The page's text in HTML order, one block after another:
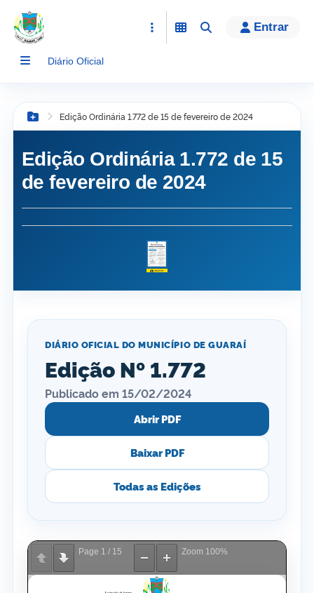
conteúdo
Entrar
Diário Oficial
Botão Menu
Edição Ordinária 1.772 de 15 de fevereiro de 2024
Edição Ordinária 1.772 de 15
de fevereiro de 2024
DIÁRIO OFICIAL DO MUNICÍPIO DE GUARAÍ
Edição Nº 1.772
Publicado em 15/02/2024
Abrir PDF
Baixar PDF
Todas as Edições
Page 1 / 15 Zoom 100%